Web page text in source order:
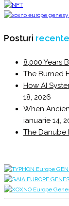
Posturi recente
8,000 Years
The Burned
How AI
18, 2026
When
ianuarie 14,
The Danube